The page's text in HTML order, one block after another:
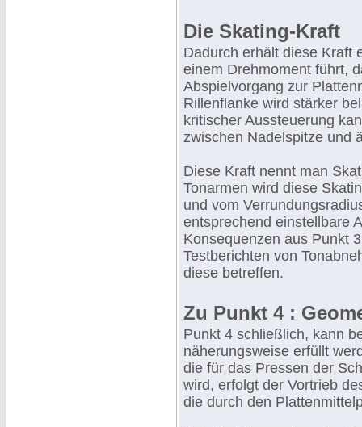
Die Skating-Kraft
Dadurch erhält diese Kraft
einem Drehmoment führt,
Abspielvorgang zur
Rillenflanke wird stärker
kritischer Aussteuerung
zwischen Nadelspitze und
Diese Kraft nennt man
Tonarmen wird diese
und vom
entsprechend einstellbare
Konsequenzen aus Punkt
Testberichten von
diese betreffen.
Zu Punkt 4 :
Punkt 4 schließlich, kann
näherungsweise erfüllt
die für das Pressen der
wird, erfolgt der Vortrieb
die durch den